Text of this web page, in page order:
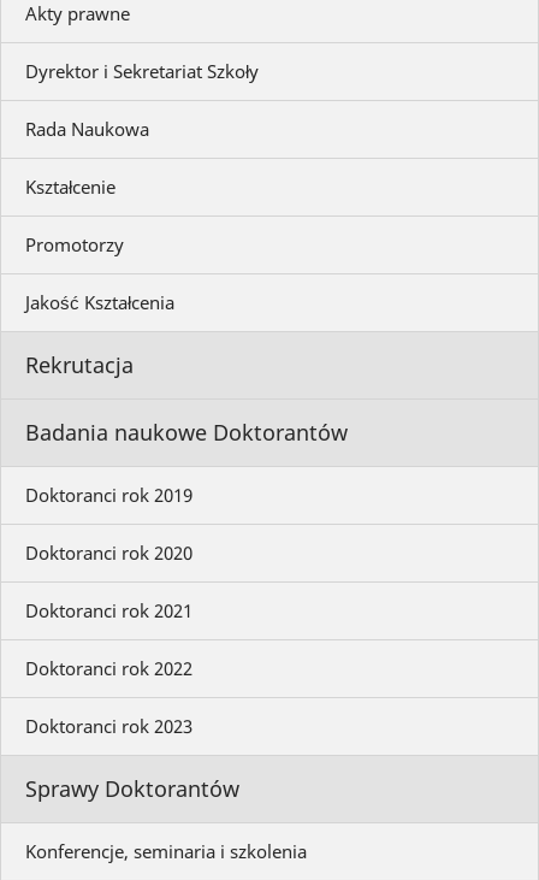
Akty prawne
Dyrektor i Sekretariat Szkoły
Rada Naukowa
Kształcenie
Promotorzy
Jakość Kształcenia
Rekrutacja
Badania naukowe Doktorantów
Doktoranci rok 2019
Doktoranci rok 2020
Doktoranci rok 2021
Doktoranci rok 2022
Doktoranci rok 2023
Sprawy Doktorantów
Konferencje, seminaria i szkolenia